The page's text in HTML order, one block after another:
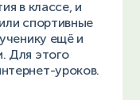
в классе, и
спортивные
ещё и
Для этого
уроков.